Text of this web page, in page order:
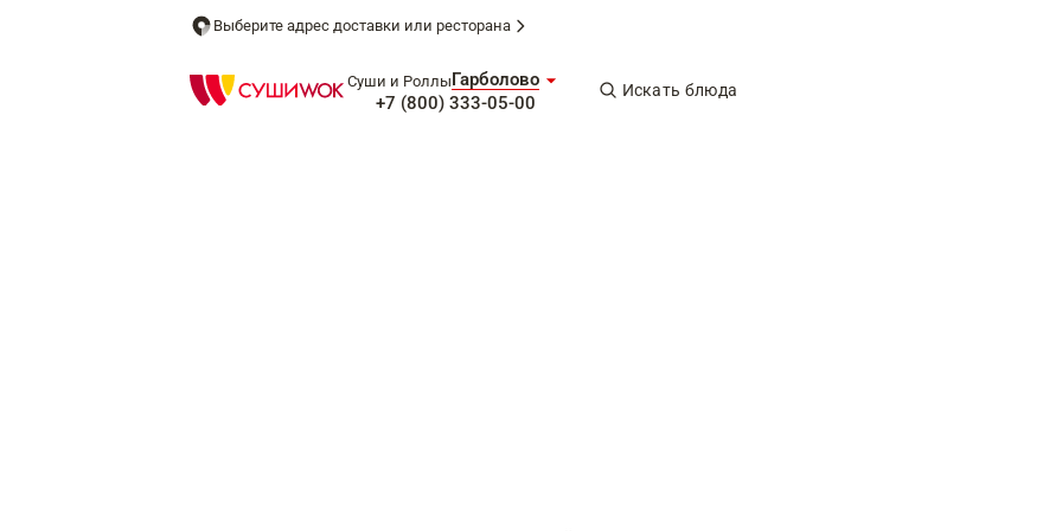
Выберите адрес доставки или ресторана
Суши и РоллыГарболово
+7 (800) 333-05-00
Искать блюда